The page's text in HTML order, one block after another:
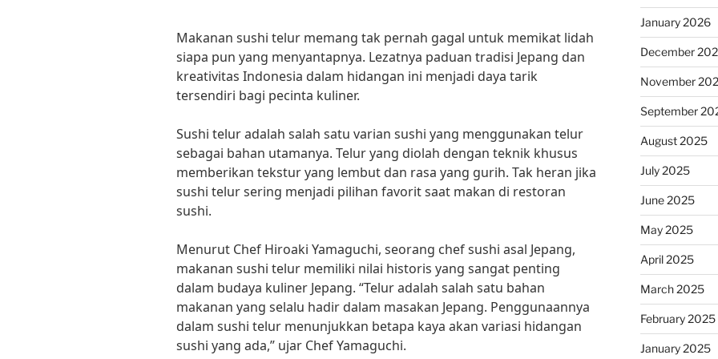
Makanan sushi telur memang tak pernah gagal untuk memikat lidah
siapa pun yang menyantapnya. Lezatnya paduan tradisi Jepang dan
kreativitas Indonesia dalam hidangan ini menjadi daya tarik
tersendiri bagi pecinta kuliner.
Sushi telur adalah salah satu varian sushi yang menggunakan telur
sebagai bahan utamanya. Telur yang diolah dengan teknik khusus
memberikan tekstur yang lembut dan rasa yang gurih. Tak heran jika
sushi telur sering menjadi pilihan favorit saat makan di restoran
sushi.
Menurut Chef Hiroaki Yamaguchi, seorang chef sushi asal Jepang,
makanan sushi telur memiliki nilai historis yang sangat penting
dalam budaya kuliner Jepang. “Telur adalah salah satu bahan
makanan yang selalu hadir dalam masakan Jepang. Penggunaannya
dalam sushi telur menunjukkan betapa kaya akan variasi hidangan
sushi yang ada,” ujar Chef Yamaguchi.
January 2026
December
November
September
August 2025
July 2025
June 2025
May 2025
April 2025
March 2025
February 2025
January 2025